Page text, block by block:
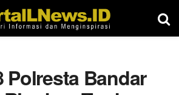
Polresta Bandar